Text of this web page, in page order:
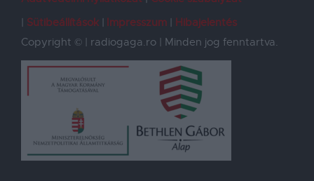
Sütibeállítások
Impresszum
Hibajelentés
Copyright © | radiogaga.ro | Minden jog fenntartva.